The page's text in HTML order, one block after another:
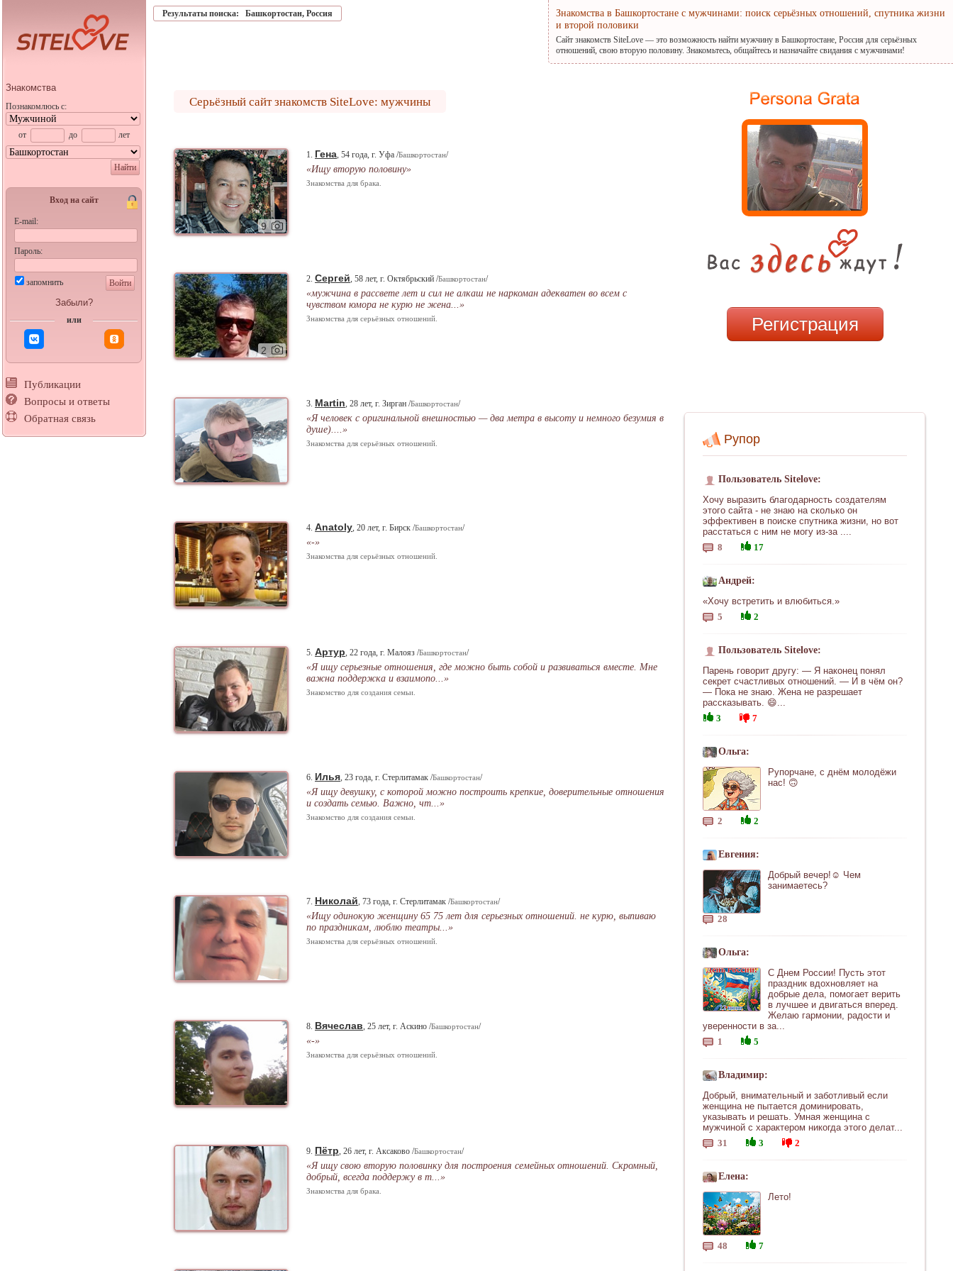
Знакомства
Познакомлюсь с:
от до лет
Найти
Вход на сайт
E-mail:
Пароль:
запомнить Войти
Забыли?
или
Публикации
Вопросы и ответы
Обратная связь
Результаты поиска: Башкортостан, Россия
Знакомства в Башкортостане с мужчинами: поиск серьёзных отношений, спутника жизни
и второй половики
Сайт знакомств SiteLove — это возможность найти мужчину в Башкортостане, Россия для серьёзных
отношений, свою вторую половину. Знакомьтесь, общайтесь и назначайте свидания с мужчинами!
Серьёзный сайт знакомств SiteLove: мужчины
Регистрация
Рупор
Пользователь Sitelove:
Хочу выразить благодарность создателям
этого сайта - не знаю на сколько он
эффективен в поиске спутника жизни, но вот
расстаться с ним не могу из-за ....
8
17
Андрей:
«Хочу встретить и влюбиться.»
5
2
Пользователь Sitelove:
Парень говорит другу: — Я наконец понял
секрет счастливых отношений. — И в чём он?
— Пока не знаю. Жена не разрешает
рассказывать. 😄...
3
7
Ольга:
Рупорчане, с днём молодёжи
нас! 🙃
2 2
Евгения:
Добрый вечер!☺ Чем
занимаетесь?
28
Ольга:
С Днем России! Пусть этот
праздник вдохновляет на
добрые дела, помогает верить
в лучшее и двигаться вперед.
Желаю гармонии, радости и
уверенности в за...
1
5
Владимир:
Добрый, внимательный и заботливый если
женщина не пытается доминировать,
указывать и решать. Умная женщина с
мужчиной с характером никогда этого делат...
31
3 2
Елена:
Лето!
48 7
9
1. Гена, 54 года, г. Уфа /Башкортостан/
«Ищу вторую половину»
Знакомства для брака.
2
2. Сергей, 58 лет, г. Октябрьский /Башкортостан/
«мужчина в рассвете лет и сил не алкаш не наркоман адекватен во всем с
чувством юмора не курю не жена...»
Знакомства для серьёзных отношений.
3. Martin, 28 лет, г. Зирган /Башкортостан/
«Я человек с оригинальной внешностью — два метра в высоту и немного безумия в
душе)....»
Знакомства для серьёзных отношений.
4. Anatoly, 20 лет, г. Бирск /Башкортостан/
«-»
Знакомства для серьёзных отношений.
5. Артур, 22 года, г. Малояз /Башкортостан/
«Я ищу серьезные отношения, где можно быть собой и развиваться вместе. Мне
важна поддержка и взаимопо...»
Знакомство для создания семьи.
6. Илья, 23 года, г. Стерлитамак /Башкортостан/
«Я ищу девушку, с которой можно построить крепкие, доверительные отношения
и создать семью. Важно, чт...»
Знакомство для создания семьи.
7. Николай, 73 года, г. Стерлитамак /Башкортостан/
«Ищу одинокую женщину 65 75 лет для серьезных отношений. не курю, выпиваю
по праздникам, люблю театры...»
Знакомства для серьёзных отношений.
8. Вячеслав, 25 лет, г. Аскино /Башкортостан/
«-»
Знакомства для серьёзных отношений.
9. Пётр, 26 лет, г. Аксаково /Башкортостан/
«Я ищу свою вторую половинку для построения семейных отношений. Скромный,
добрый, всегда поддержу в т...»
Знакомства для брака.